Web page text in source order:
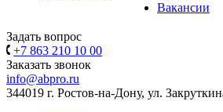
Вакансии
Задать вопрос
+7 863 210 10 00
Заказать звонок
info@abpro.ru
344019 г. Ростов-на-Дону, ул.